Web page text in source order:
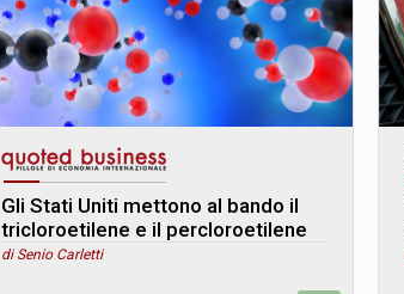
Gli Stati Uniti mettono al bando il
tricloroetilene e il percloroetilene
di Senio Carletti